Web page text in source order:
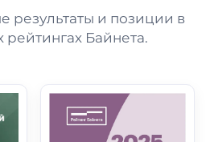
результаты и позиции в
рейтингах Байнета.